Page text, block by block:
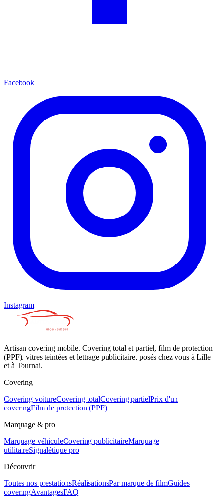
Facebook
Instagram
Artisan covering mobile. Covering total et partiel, film de protection
(PPF), vitres teintées et lettrage publicitaire, posés chez vous à Lille
et à Tournai.
Covering
Covering voitureCovering totalCovering partielPrix d'un
coveringFilm de protection (PPF)
Marquage & pro
Marquage véhiculeCovering publicitaireMarquage
utilitaireSignalétique pro
Découvrir
Toutes nos prestationsRéalisationsPar marque de filmGuides
coveringAvantagesFAQ